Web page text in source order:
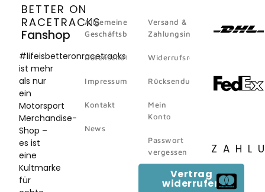
BETTER ON
RACETRACKS
Fanshop
#lifeisbetteronracetracks
ist mehr
als nur
ein
Motorsport
Merchandise-
Shop –
es ist
eine
Kultmarke
für
Allgemeine
Geschäftsbedingungen
Datenschutz
Impressum
Kontakt
News
Versand &
Zahlungsinformation
Widerrufsrecht
Rücksendungen
Mein
Konto
Passwort
vergessen
Vertrag
widerrufen